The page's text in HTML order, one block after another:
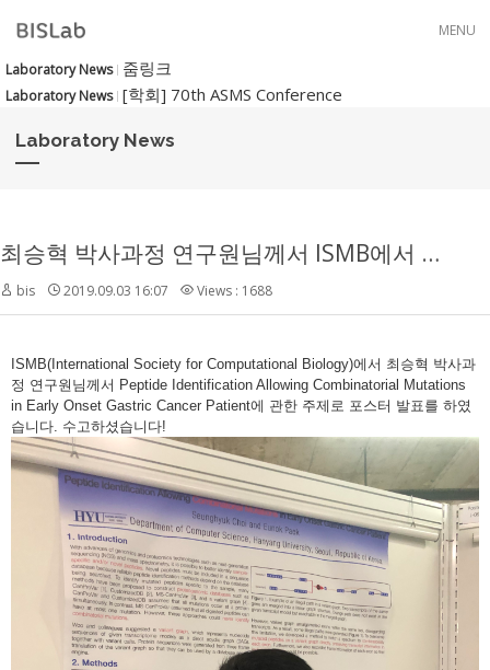
MENU
Laboratory News 줌링크
Laboratory News [학회] 70th ASMS Conference
Laboratory News
최승혁 박사과정 연구원님께서 ISMB에서 포스터 발표를 하였습니다.
bis 2019.09.03 16:07 Views : 1688
ISMB(International Society for Computational Biology)에서 최승혁 박사과
정 연구원님께서 Peptide Identification Allowing Combinatorial Mutations
in Early Onset Gastric Cancer Patient에 관한 주제로 포스터 발표를 하였
습니다. 수고하셨습니다!